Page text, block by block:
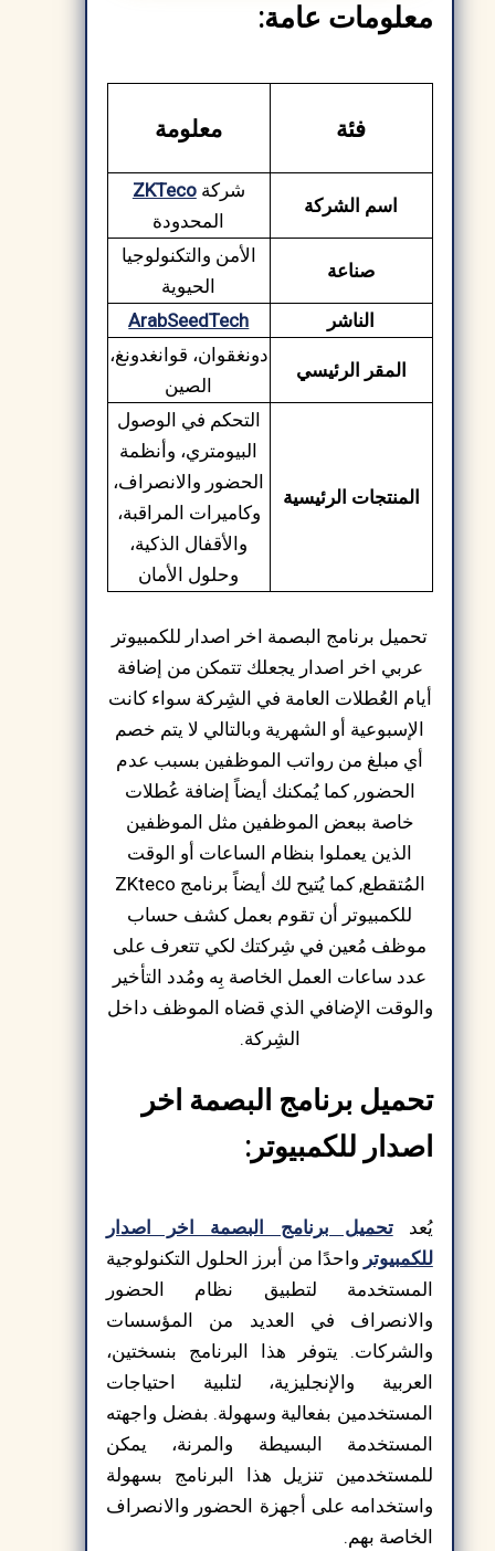
معلومات عامة:
فئة معلومة
اسم الشركة
شركةZKTeco
المحدودة
صناعة
الأمن والتكنولوجيا
الحيوية
الناشر
ArabSeedTech
المقر الرئيسي
دونغقوان، قوانغدونغ،
الصين
المنتجات الرئيسية
التحكم في الوصول
البيومتري، وأنظمة
الحضور والانصراف،
وكاميرات المراقبة،
والأقفال الذكية،
وحلول الأمان
تحميل برنامج البصمة اخر اصدار للكمبيوتر
عربي اخر اصدار يجعلك تتمكن من إضافة
أيام العُطلات العامة في الشِركة سواء كانت
الإسبوعية أو الشهرية وبالتالي لا يتم خصم
أي مبلغ من رواتب الموظفين بسبب عدم
الحضور, كما يُمكنك أيضاً إضافة عُطلات
خاصة ببعض الموظفين مثل الموظفين
الذين يعملوا بنظام الساعات أو الوقت
المُتقطع, كما يُتيح لك أيضاً برنامج ZKteco
للكمبيوتر أن تقوم بعمل كشف حساب
موظف مُعين في شِركتك لكي تتعرف على
عدد ساعات العمل الخاصة بِه ومُدد التأخير
والوقت الإضافي الذي قضاه الموظف داخل
الشِركة.
تحميل برنامج البصمة اخر
اصدار للكمبيوتر:
يُعدتحميل برنامج البصمة اخر اصدار
للكمبيوتر واحدًا من أبرز الحلول التكنولوجية
المستخدمة لتطبيق نظام الحضور
والانصراف في العديد من المؤسسات
والشركات. يتوفر هذا البرنامج بنسختين،
العربية والإنجليزية، لتلبية احتياجات
المستخدمين بفعالية وسهولة. بفضل واجهته
المستخدمة البسيطة والمرنة، يمكن
للمستخدمين تنزيل هذا البرنامج بسهولة
واستخدامه على أجهزة الحضور والانصراف
الخاصة بهم.